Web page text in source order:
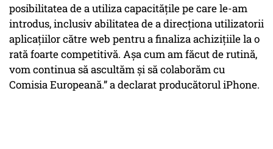
posibilitatea de a utiliza capacitățile pe care le-am
introdus, inclusiv abilitatea de a direcționa utilizatorii
aplicațiilor către web pentru a finaliza achizițiile la o
rată foarte competitivă. Așa cum am făcut de rutină,
vom continua să ascultăm și să colaborăm cu
Comisia Europeană.” a declarat producătorul iPhone.